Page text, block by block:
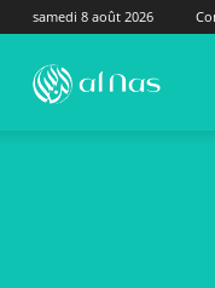
samedi 8 août 2026
alNas.fr